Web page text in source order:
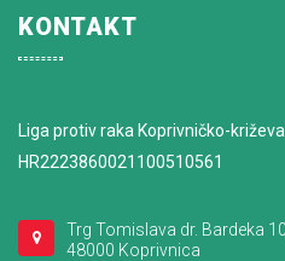
KONTAKT
Liga protiv raka Koprivničko-
HR2223860021100510561
Trg Tomislava dr. Bardeka
48000 Koprivnica